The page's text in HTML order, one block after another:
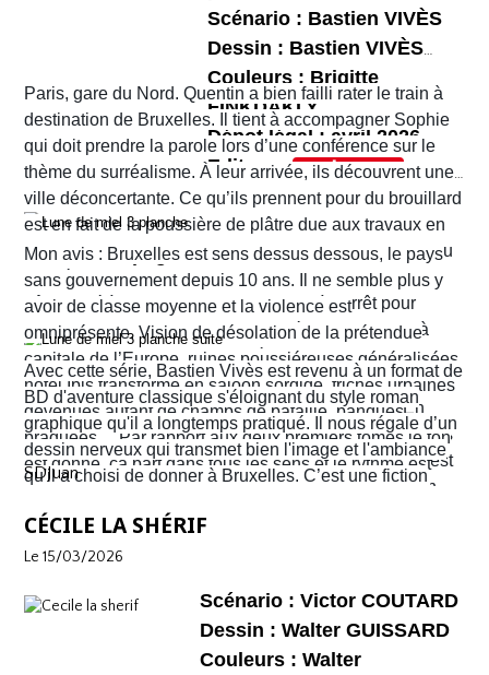
la fête organisée pour l'anniversaire d'Hérode,
Salomé danse devant le roi qui, charmé, promet
de lui offrir tout ce qu’elle désire…
Torrents. Ce nouveau péplum réunit tous les
ingrédients d’une bonne histoire comme Jean
Dufaux en a le secret. Il nous fait partager les
tensions familiales, les rivalités et jalousies
amoureuses, les jeux de pouvoir, les ambitions et
fragilités des uns et des autres. Le récit ne cesse
de nous surprendre et de nous tenir en haleine.
L’ensemble bénéficie de couleurs travaillées et
poussées parBertrand Denoulet qui mettent bien
en lumière les décors et les costumes dont ceux
d'Hérodias et de Salomé.
Scénario : Bastien VIVÈS
Dessin : Bastien VIVÈS
Couleurs : Brigitte
FINKDAKLY
Dépot légal : avril 2026
Editeur :
Format normal
EAN/ISBN : 978-2-203-29047-1
Nombre de pages : 48
Paris, gare du Nord. Quentin a bien failli rater le train à
destination de Bruxelles. Il tient à accompagner Sophie
qui doit prendre la parole lors d’une conférence sur le
thème du surréalisme. À leur arrivée, ils découvrent une
ville déconcertante. Ce qu’ils prennent pour du brouillard
est en fait de la poussière de plâtre due aux travaux en
cours un peu partout dans la ville. Quant au tramway ou
au métro qu’ils pensaient prendre pour rejoindre leur
hôtel situé à Ixelles, ils sont eux aussi à l’arrêt pour
cause de travaux. Finalement, ils décident d’y aller à
pied. Sur leur route, Quentin découvre la librairie
d’occasion Pêle-mêle. Il propose à Sophie d’y jeter un
coup d’œil mais les ennuis vont vite commencer. En
réalité c’est la ville entière qui semble être tombée dans
une violence sans nom. C'est véritablement le Far West
avec son lot d’insécurité et d’anarchie. Il y a même un
shérif !
Mon avis : Bruxelles est sens dessus dessous, le pays
sans gouvernement depuis 10 ans. Il ne semble plus y
avoir de classe moyenne et la violence est
omniprésente. Vision de désolation de la prétendue
capitale de l’Europe, ruines poussiéreuses généralisées,
hôtel Ibis transformé en saloon sordide, friches urbaines
devenues autant de champs de bataille, banques
braquées… Par rapport aux deux premiers tomes le ton
est donné, ça part dans tous les sens et le rythme est
plus que soutenu de bout en bout. Sophie et Quentin
vont devoir faire face à une situation totalement confuse
vont rapidement se découvrir as de la gâchette, surtout
Sophie. Un album, on peut le dire, surréaliste.
Avec cette série, Bastien Vivès est revenu à un format de
BD d'aventure classique s'éloignant du style roman
graphique qu'il a longtemps pratiqué. Il nous régale d’un
dessin nerveux qui transmet bien l'image et l'ambiance
qu'il a choisi de donner à Bruxelles. C’est une fiction
Bruxelles de 2026 telle que perçue par nombre de ses
habitants !
SDJuan
CÉCILE LA SHÉRIF
Le 15/03/2026
Scénario : Victor COUTARD
Dessin : Walter GUISSARD
Couleurs : Walter